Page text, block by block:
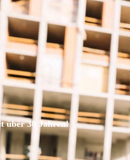
über 30 Jahren!